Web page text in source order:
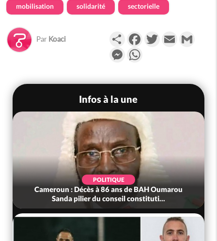
mobilisation solidarité sectorielle
Par Koaci PartagerFacebookTwitterEmail
Messenger
Infos à la une
POLITIQUE
Cameroun : Décès à 86 ans de BAH Oumarou
Sanda pilier du conseil constituti...